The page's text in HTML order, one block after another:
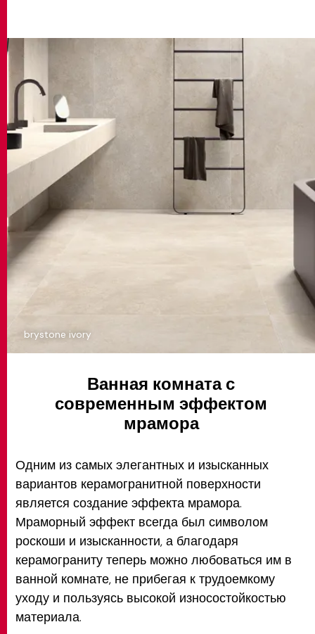
brystone ivory
Ванная комната с
современным эффектом
мрамора
Одним из самых элегантных и изысканных
вариантов керамогранитной поверхности
является создание эффекта мрамора.
Мраморный эффект всегда был символом
роскоши и изысканности, а благодаря
керамограниту теперь можно любоваться им в
ванной комнате, не прибегая к трудоемкому
уходу и пользуясь высокой износостойкостью
материала.